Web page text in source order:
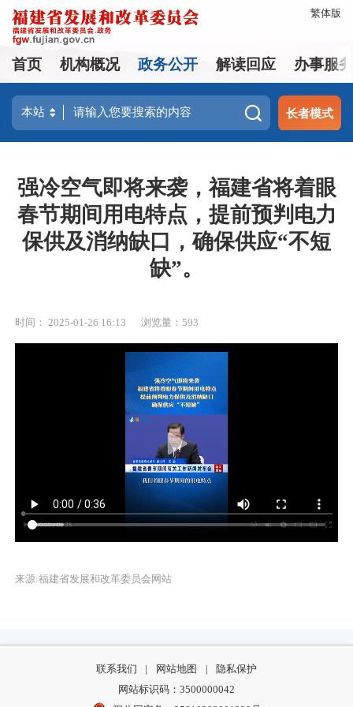
繁体版
首页 机构概况 政务公开 解读回应 办事服
长者模式
强冷空气即将来袭，福建省将着眼
春节期间用电特点，提前预判电力
保供及消纳缺口，确保供应“不短
缺”。
时间： 2025-01-26 16:13 浏览量：593
来源:福建省发展和改革委员会网站
联系我们 | 网站地图 |
隐私保护
网站标识码：3500000042